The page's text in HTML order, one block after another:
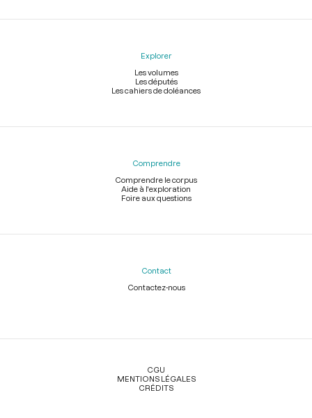
Explorer
Les volumes
Les députés
Les cahiers de doléances
Comprendre
Comprendre le corpus
Aide à l'exploration
Foire aux questions
Contact
Contactez-nous
Légal
CGU
MENTIONS LÉGALES
CRÉDITS